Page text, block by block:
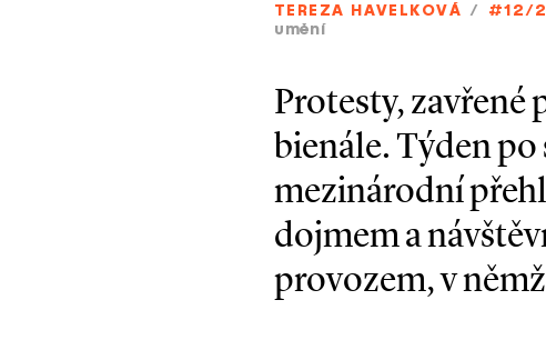
TEREZA HAVELKOVÁ / #12/
umění
Protesty, zavřené
bienále. Týden
mezinárodní
dojmem a
provozem, v